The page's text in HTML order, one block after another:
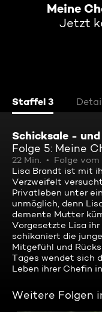
Meine
Jetzt
Staffel 3
Schicksale -
Folge 5: Meine
22 Min. Folge
Lisa Brandt ist mit
Verzweifelt
Privatleben unter
unmöglich, denn
demente Mutter
Vorgesetzte Lisa ihr
schikaniert die
Mitgefühl und
Tages wendet sich
Leben ihrer Chefin
Weitere Folgen